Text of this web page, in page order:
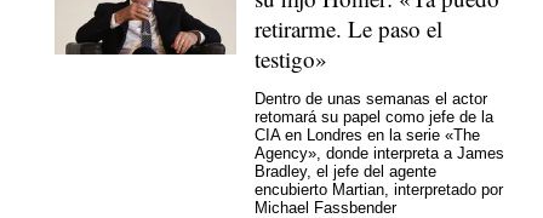
retirarme. Le paso el
testigo»
Dentro de unas semanas el actor
retomará su papel como jefe de la
CIA en Londres en la serie «The
Agency», donde interpreta a James
Bradley, el jefe del agente
encubierto Martian, interpretado por
Michael Fassbender